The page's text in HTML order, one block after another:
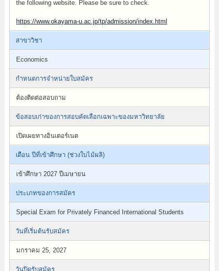
the following website. Please be sure to check.
https://www.okayama-u.ac.jp/tp/admission/index.html
สาขาวิชา
Economics
กำหนดการจำหน่ายใบสมัคร
ต้องติดต่อสอบถาม
ข้อสอบเก่าของการสอบคัดเลือกเฉพาะของมหาวิทยาลัย
เปิดเผยทางอินเตอร์เนต
เดือน ปีที่เข้าศึกษา (ช่วงใบไม้ผลิ)
เข้าศึกษา 2027 ปีเมษายน
ประเภทของการสมัคร
Special Exam for Privately Financed International Students
วันที่เริ่มต้นรับสมัคร
มกราคม 25, 2027
วันปิดรับสมัคร